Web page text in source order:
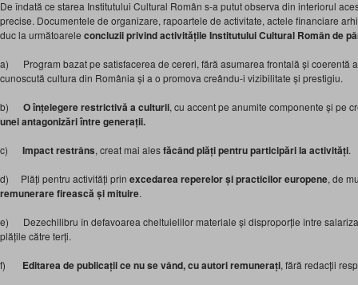
De îndată ce starea Institutului Cultural Român s-a putut observa din interiorul
precise. Documentele de organizare, rapoartele de activitate, actele financiare
duc la următoarele concluzii privind activitățile Institutului Cultural Român de
a) Program bazat pe satisfacerea de cereri, fără asumarea frontală și coerentă
cunoscută cultura din România și a o promova creându-i vizibilitate și prestigiu.
b) O înțelegere restrictivă a culturii, cu accent pe anumite componente și pe
unei antagonizări între generații.
c) Impact restrâns, creat mai alesfăcând plăți pentru participări la activități.
d) Plăți pentru activități prin excedarea reperelor și practicilor europene, de
remunerare firească și mituire.
e) Dezechilibru în defavoarea cheltuielilor materiale și disproporție între
plățile către terți.
f) Editarea de publicații ce nu se vând, cu autori remunerați, fără redacții